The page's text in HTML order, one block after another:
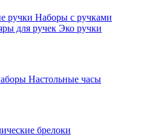
ручки Наборы с ручками
для ручек Эко ручки
Настольные часы
брелоки